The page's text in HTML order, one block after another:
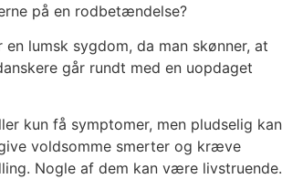
på en rodbetændelse?
lumsk sygdom, da man skønner, at
går rundt med en uopdaget
kun få symptomer, men pludselig kan
voldsomme smerter og kræve
Nogle af dem kan være livstruende.